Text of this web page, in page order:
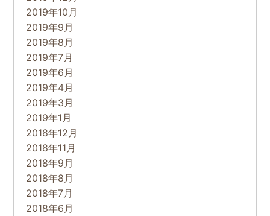
2019年10月
2019年9月
2019年8月
2019年7月
2019年6月
2019年4月
2019年3月
2019年1月
2018年12月
2018年11月
2018年9月
2018年8月
2018年7月
2018年6月